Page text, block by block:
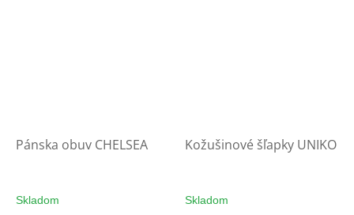
Pánska obuv CHELSEA
Skladom
Kožušinové šľapky UNIKO
Skladom